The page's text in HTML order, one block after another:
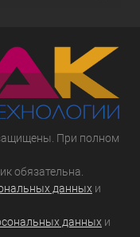
При полном
обязательна.
данных и
данных и